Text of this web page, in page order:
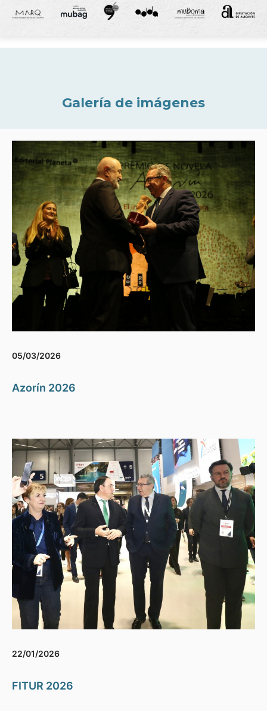
Galería de imágenes
05/03/2026
Azorín 2026
22/01/2026
FITUR 2026